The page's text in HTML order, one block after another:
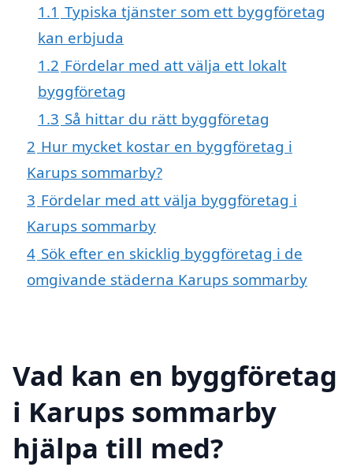
1.1 Typiska tjänster som ett byggföretag
kan erbjuda
1.2 Fördelar med att välja ett lokalt
byggföretag
1.3 Så hittar du rätt byggföretag
2 Hur mycket kostar en byggföretag i
Karups sommarby?
3 Fördelar med att välja byggföretag i
Karups sommarby
4 Sök efter en skicklig byggföretag i de
omgivande städerna Karups sommarby
Vad kan en byggföretag
i Karups sommarby
hjälpa till med?